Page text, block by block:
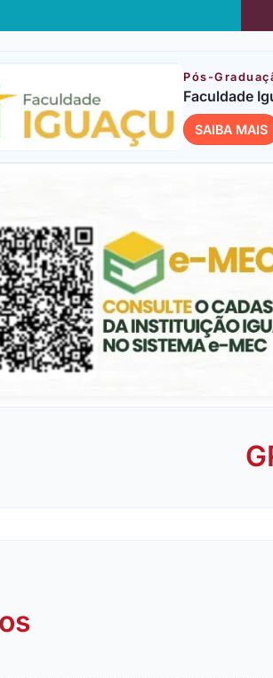
Pós-
Faculdade
SAIBA MAIS